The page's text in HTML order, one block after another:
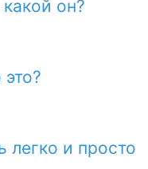
он?
легко и просто